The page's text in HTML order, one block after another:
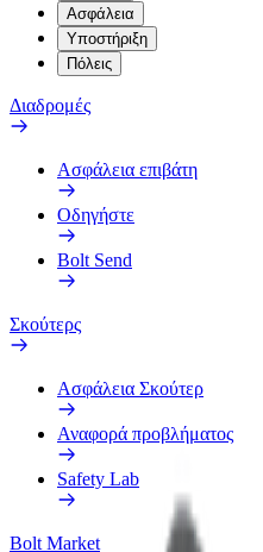
Ασφάλεια
Υποστήριξη
Πόλεις
Διαδρομές
Ασφάλεια επιβάτη
Οδηγήστε
Bolt Send
Σκούτερς
Ασφάλεια Σκούτερ
Αναφορά προβλήματος
Safety Lab
Bolt Market